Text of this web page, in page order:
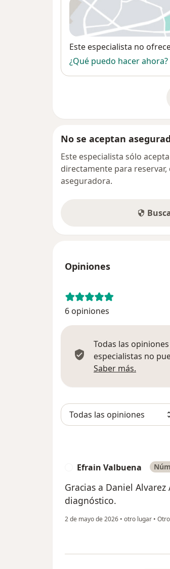
Disponibilidad
Este especialista no
¿Qué puedo hacer ahora?
No se aceptan
Este especialista sólo
directamente para
aseguradora.
Opiniones
6 opiniones
Todas las
especialistas no
Saber más.
Efrain Valbuena
Gracias a Daniel
diagnóstico.
2 de mayo de 2026 • otro lugar • Otro